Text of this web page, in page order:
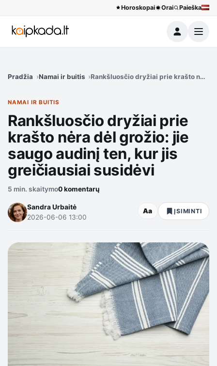
Horoskopai Orai Paieška
Meniu
Pradžia Namai ir buitis Rankšluosčio dryžiai prie krašto nėra
NAMAI IR BUITIS
Rankšluosčio dryžiai prie
krašto nėra dėl grožio: jie
saugo audinį ten, kur jis
greičiausiai susidėvi
5 min. skaitymo0 komentarų
Sandra Urbaitė
2026-06-06 13:00
Aa ĮSIMINTI